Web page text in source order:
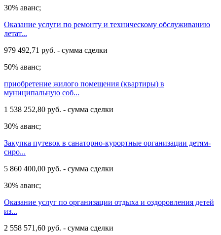
30% аванс;
Оказание услуги по ремонту и техническому обслуживанию
летат...
979 492,71 руб. - сумма сделки
50% аванс;
приобретение жилого помещения (квартиры) в
муниципальную соб...
1 538 252,80 руб. - сумма сделки
30% аванс;
Закупка путевок в санаторно-курортные организации детям-
сиро...
5 860 400,00 руб. - сумма сделки
30% аванс;
Оказание услуг по организации отдыха и оздоровления детей
из...
2 558 571,60 руб. - сумма сделки